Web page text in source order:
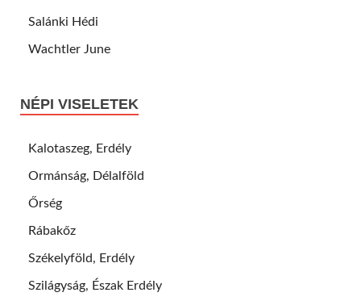
Salánki Hédi
Wachtler June
NÉPI VISELETEK
Kalotaszeg, Erdély
Ormánság, Délalföld
Őrség
Rábakőz
Székelyföld, Erdély
Szilágyság, Észak Erdély